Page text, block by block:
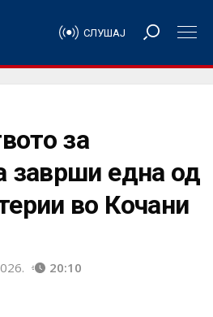
СЛУШАЈ
за
заврши една од
во Кочани
20:10